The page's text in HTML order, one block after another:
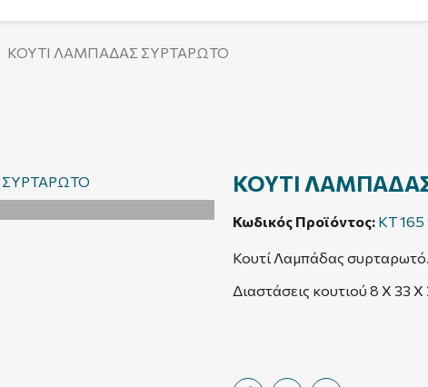
ΚΟΥΤΙ ΛΑΜΠΑΔΑΣ ΣΥΡΤΑΡΩΤΟ
ΚΟΥΤΙ
Κωδικός Προϊόντος ΚΤ 165
Κουτί Λαμπάδας συρταρωτό.
Διαστάσεις κουτιού 8 Χ 33 Χ